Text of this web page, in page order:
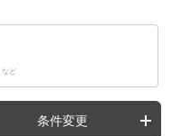
など
条件変更